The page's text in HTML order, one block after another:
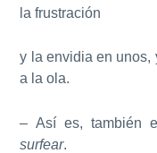
la frustración
y la envidia en unos,
a la ola.
– Así es, también
surfear.